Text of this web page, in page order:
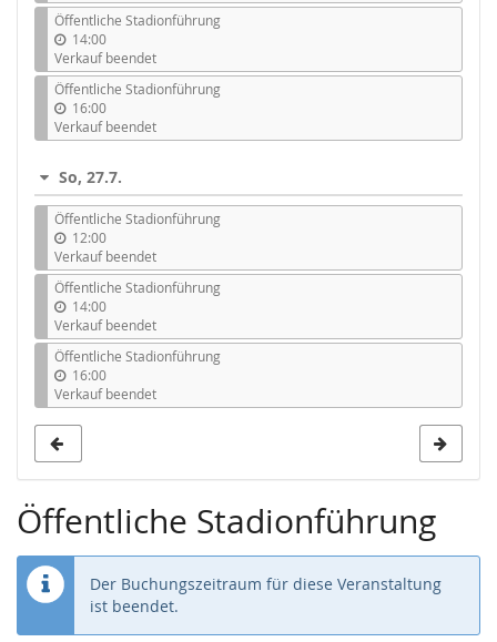
Öffentliche Stadionführung
14:00
Verkauf beendet
Öffentliche Stadionführung
16:00
Verkauf beendet
So, 27.7.
Öffentliche Stadionführung
12:00
Verkauf beendet
Öffentliche Stadionführung
14:00
Verkauf beendet
Öffentliche Stadionführung
16:00
Verkauf beendet
Öffentliche Stadionführung
Der Buchungszeitraum für diese Veranstaltung
ist beendet.